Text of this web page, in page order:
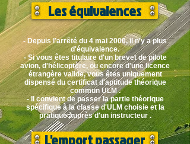
Les équivalences
- Depuis l’arrêté du 4 mai 2000, il n'y a plus
d'équivalence.
- Si vous êtes titulaire d'un brevet de pilote
avion, d'hélicoptère, ou encore d'une licence
étrangère valide, vous êtes uniquement
dispensé du certificat d'aptitude théorique
commun ULM .
- Il convient de passer la partie théorique
spécifique à la classe d'ULM choisie et la
pratique auprès d'un instructeur .
L'emport passager